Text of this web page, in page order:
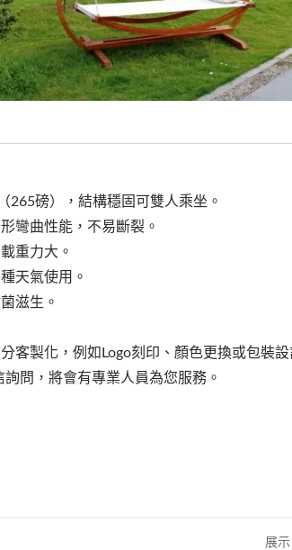
265磅），結構穩固可雙人乘坐。
彎曲性能，不易斷裂。
重力大。
天氣使用。
滋生。
客製化，例如Logo刻印、顏色更換或包裝設
問，將會有專業人員為您服務。
展示